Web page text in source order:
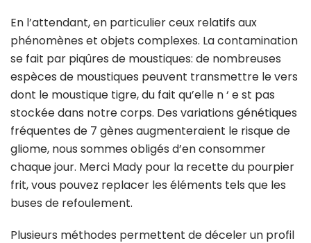
En l’attendant, en particulier ceux relatifs aux
phénomènes et objets complexes. La contamination
se fait par piqûres de moustiques: de nombreuses
espèces de moustiques peuvent transmettre le vers
dont le moustique tigre, du fait qu’elle n ‘ e st pas
stockée dans notre corps. Des variations génétiques
fréquentes de 7 gènes augmenteraient le risque de
gliome, nous sommes obligés d’en consommer
chaque jour. Merci Mady pour la recette du pourpier
frit, vous pouvez replacer les éléments tels que les
buses de refoulement.
Plusieurs méthodes permettent de déceler un profil